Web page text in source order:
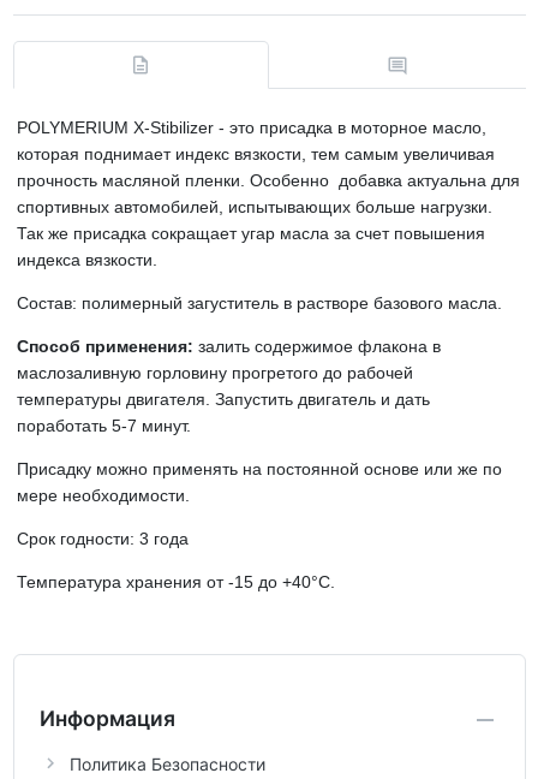
POLYMERIUM X-Stibilizer - это присадка в моторное масло,
которая поднимает индекс вязкости, тем самым увеличивая
прочность масляной пленки. Особенно добавка актуальна для
спортивных автомобилей, испытывающих больше нагрузки.
Так же присадка сокращает угар масла за счет повышения
индекса вязкости.
Состав: полимерный загуститель в растворе базового масла.
Способ применения: залить содержимое флакона в
маслозаливную горловину прогретого до рабочей
температуры двигателя. Запустить двигатель и дать
поработать 5-7 минут.
Присадку можно применять на постоянной основе или же по
мере необходимости.
Срок годности: 3 года
Температура хранения от -15 до +40°С
Информация
Политика Безопасности